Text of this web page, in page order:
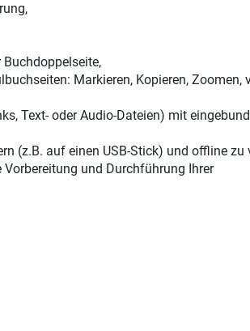
Markieren, Kopieren, Zoomen,
Text- oder Audio-Dateien) mit
(z.B. auf einen USB-Stick) und offline zu
und Durchführung Ihrer